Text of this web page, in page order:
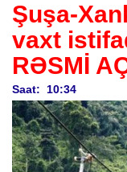
Şuşa-
vaxt
RƏSMİ
Saat: 10:34